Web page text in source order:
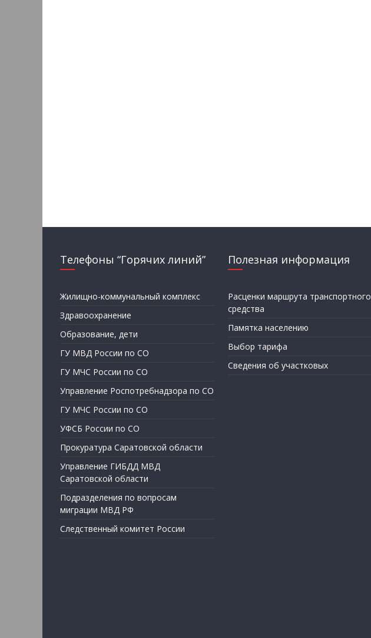
Телефоны “Горячих линий”
Жилищно-коммунальный комплекс
Здравоохранение
Образование, дети
ГУ МВД России по СО
ГУ МЧС России по СО
Управление Роспотребнадзора по СО
ГУ МЧС России по СО
УФСБ России по СО
Прокуратура Саратовской области
Управление ГИБДД МВД
Саратовской области
Подразделения по вопросам
миграции МВД РФ
Следственный комитет России
Полезная информация
Расценки маршрута транспортного
средства
Памятка населению
Выбор тарифа
Сведения об участковых